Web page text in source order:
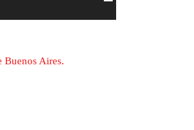
Buenos Aires.